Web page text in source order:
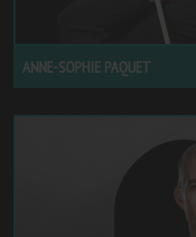
ANNE-SOPHIE PAQUET